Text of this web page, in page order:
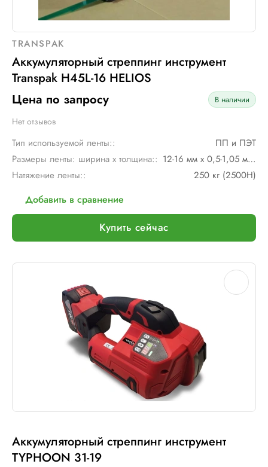
TRANSPAK
Аккумуляторный стреппинг инструмент
Transpak H45L-16 HELIOS
Цена по запросу
В наличии
Нет отзывов
Тип используемой ленты::
ПП и ПЭТ
Размеры ленты: ширина х толщина::
12-16 мм х 0,5-1,05 мм (ПЭТ); 0,55-1,05 мм (ПП)
Натяжение ленты::
250 кг (2500Н)
Добавить в сравнение
Купить сейчас
Аккумуляторный стреппинг инструмент
TYPHOON 31-19